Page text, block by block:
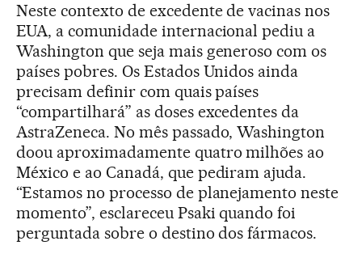
Neste contexto de excedente de vacinas nos
EUA, a comunidade internacional pediu a
Washington que seja mais generoso com os
países pobres. Os Estados Unidos ainda
precisam definir com quais países
“compartilhará” as doses excedentes da
AstraZeneca. No mês passado, Washington
doou aproximadamente quatro milhões ao
México e ao Canadá, que pediram ajuda.
“Estamos no processo de planejamento neste
momento”, esclareceu Psaki quando foi
perguntada sobre o destino dos fármacos.